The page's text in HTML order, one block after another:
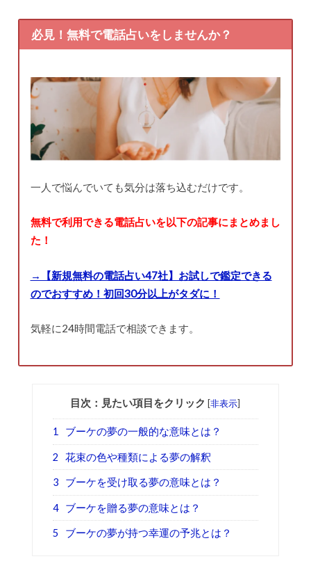
必見！無料で電話占いをしませんか？
一人で悩んでいても気分は落ち込むだけです。
無料で利用できる電話占いを以下の記事にまとめまし
た！
→【新規無料の電話占い47社】お試しで鑑定できる
のでおすすめ！初回30分以上がタダに！
気軽に24時間電話で相談できます。
目次：見たい項目をクリック [非表示]
1 ブーケの夢の一般的な意味とは？
2 花束の色や種類による夢の解釈
3 ブーケを受け取る夢の意味とは？
4 ブーケを贈る夢の意味とは？
5 ブーケの夢が持つ幸運の予兆とは？